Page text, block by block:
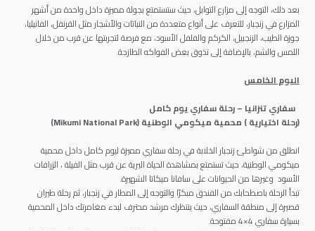
بعد ذلك، التوجه إلى مزارع التوابل، حيث ستستمتع بجولة مميزة داخل واحدة من أشهر
المزارع في زنجبار، للتعرف على أنواع متعددة من النباتات والأشجار مثل القرنفل، الفانيليا،
جوزة الطيب، الزنجبيل، الكركم والفلفل الأسود، مع فرصة لتجربتها عن قرب من خلال
اللمس والشم، بالإضافة إلى تذوق بعض الفواكه الطازجة.
اليوم الخامس
سفاري تنزانيا – رحلة سفاري يوم كامل
(رحلة اختيارية ) محمية ميكومي الوطنية (Mikumi National Park)
انطلق من شواطئ زنجبار الخلابة في رحلة سفاري مميزة ليوم كامل داخل محمية
ميكومي الوطنية، حيث تستمتع بمشاهدة الحياة البرية عن قرب مثل الفيلة ، الزرافات
الأسود وغيرها من الحيوانات على سافانا ميكاتا الشهيرة.
تبدأ الرحلة باصطحابك من الفندق مبكرًا والتوجه إلى المطار في زنجبار، ثم رحلة طيران
قصيرة إلى منطقة السفاري، حيث ينتظرك مرشد محترف لبدء مغامرتك داخل المحمية
بسيارة سفاري 4×4 مفتوحة.